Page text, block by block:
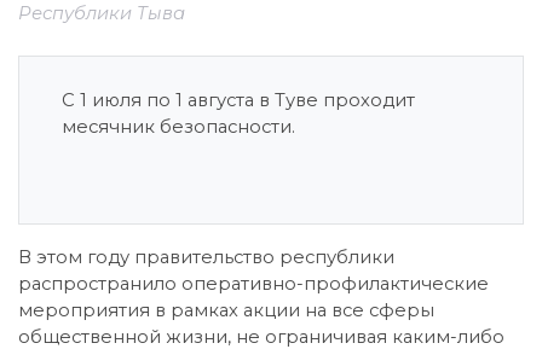
Республики Тыва
С 1 июля по 1 августа в Туве проходит
месячник безопасности.
В этом году правительство республики
распространило оперативно-профилактические
мероприятия в рамках акции на все сферы
общественной жизни, не ограничивая каким-либо